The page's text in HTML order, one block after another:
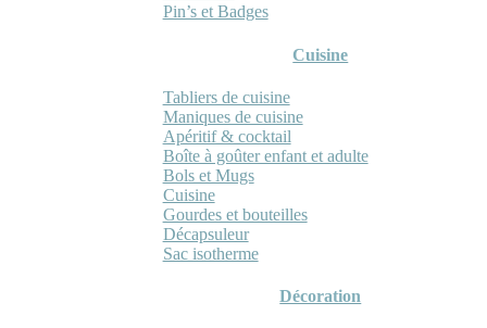
Pin’s et Badges
Cuisine
Tabliers de cuisine
Maniques de cuisine
Apéritif & cocktail
Boîte à goûter enfant et adulte
Bols et Mugs
Cuisine
Gourdes et bouteilles
Décapsuleur
Sac isotherme
Décoration